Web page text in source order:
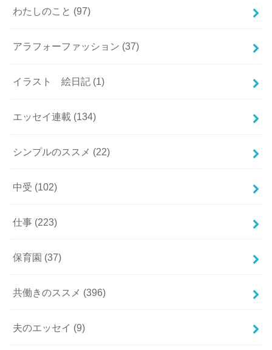
わたしのこと (97)
アラフォーファッション (37)
イラスト 絵日記 (1)
エッセイ連載 (134)
シンプルのススメ (22)
中受 (102)
仕事 (223)
保育園 (37)
共働きのススメ (396)
夫のエッセイ (9)